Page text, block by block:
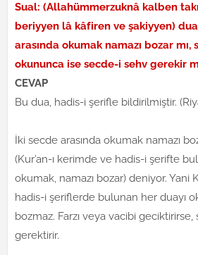
Sual: (Allahümmerzuknâ kalben
beriyyen lâ kâfiren ve şakiyyen)
arasında okumak namazı bozar mı,
okununca ise secde-i sehv gerekir
CEVAP
Bu dua, hadis-i şerifle bildirilmiştir.
İki secde arasında okumak namazı
(Kur’an-ı kerimde ve hadis-i şerifte
okumak, namazı bozar) deniyor. Yani
hadis-i şeriflerde bulunan her duayı
bozmaz. Farzı veya vacibi
gerektirir.